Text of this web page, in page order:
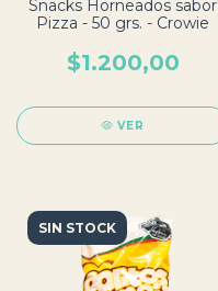
Snacks Horneados sabor
Pizza - 50 grs. - Crowie
$1.200,00
VER
SIN STOCK